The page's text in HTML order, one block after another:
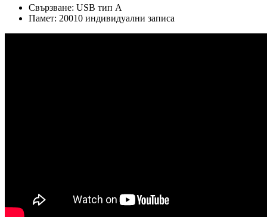
Свързване: USB тип А
Памет: 20010 индивидуални записа